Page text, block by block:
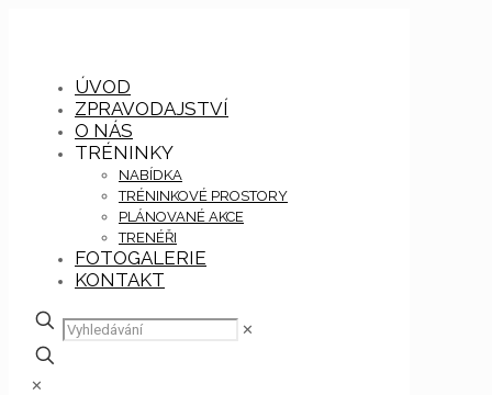
ÚVOD
ZPRAVODAJSTVÍ
O NÁS
TRÉNINKY
NABÍDKA
TRÉNINKOVÉ PROSTORY
PLÁNOVANÉ AKCE
TRENÉŘI
FOTOGALERIE
KONTAKT
✕
✕